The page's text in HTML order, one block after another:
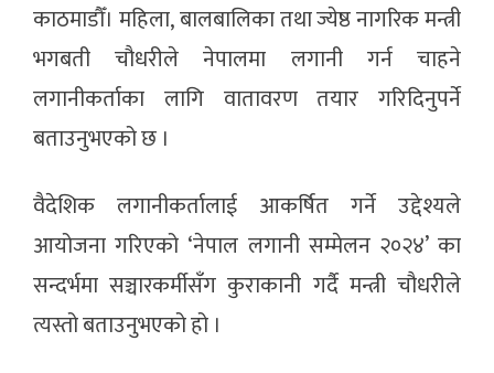
काठमाडौँ। महिला, बालबालिका तथा ज्येष्ठ नागरिक मन्त्री
भगबती चौधरीले नेपालमा लगानी गर्न चाहने
लगानीकर्ताका लागि वातावरण तयार गरिदिनुपर्ने
बताउनुभएको छ ।
वैदेशिक लगानीकर्तालाई आकर्षित गर्ने उद्देश्यले
आयोजना गरिएको ‘नेपाल लगानी सम्मेलन २०२४’ का
सन्दर्भमा सञ्चारकर्मीसँग कुराकानी गर्दै मन्त्री चौधरीले
त्यस्तो बताउनुभएको हो ।